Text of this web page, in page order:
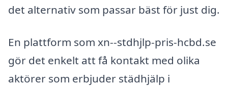
det alternativ som passar bäst för just dig.
En plattform som xn--stdhjlp-pris-hcbd.se
gör det enkelt att få kontakt med olika
aktörer som erbjuder städhjälp i